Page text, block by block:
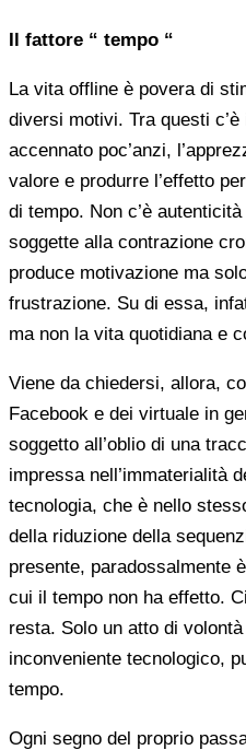
Il fattore “ tempo “
La vita offline è povera di
diversi motivi. Tra questi
accennato poc’anzi,
valore e produrre l’effetto
di tempo. Non c’è
soggette alla contrazione
produce motivazione ma
frustrazione. Su di essa,
ma non la vita quotidiana e
Viene da chiedersi, allora,
Facebook e dei virtuale in
soggetto all’oblio di una
impressa nell’immaterialità
tecnologia, che è nello
della riduzione della
presente, paradossalmente
cui il tempo non ha effetto.
resta. Solo un atto di
inconveniente tecnologico,
tempo.
Ogni segno del proprio